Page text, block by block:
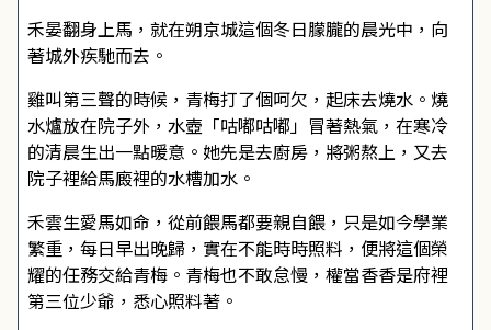
禾晏翻身上馬，就在朔京城這個冬日朦朧的晨光中，向
著城外疾馳而去。
雞叫第三聲的時候，青梅打了個呵欠，起床去燒水。燒
水爐放在院子外，水壺「咕嘟咕嘟」冒著熱氣，在寒冷
的清晨生出一點暖意。她先是去廚房，將粥熬上，又去
院子裡給馬廄裡的水槽加水。
禾雲生愛馬如命，從前餵馬都要親自餵，只是如今學業
繁重，每日早出晚歸，實在不能時時照料，便將這個榮
耀的任務交給青梅。青梅也不敢怠慢，權當香香是府裡
第三位少爺，悉心照料著。